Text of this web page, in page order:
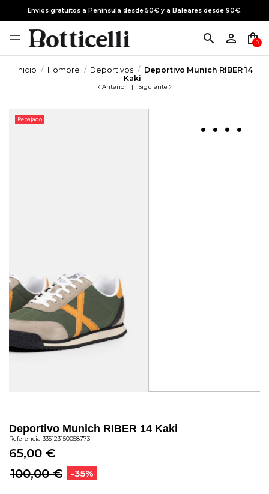
Envíos gratuitos a Península desde 50€ y a Baleares desde 90€.
search person_outline shopping_bag
0
Inicio Hombre Deportivos
Deportivo Munich RIBER 14
Kaki
Anterior | Siguiente
Rebajado
Deportivo Munich RIBER 14 Kaki
Referencia 335123150058773
65,00 €
100,00 €
-35%